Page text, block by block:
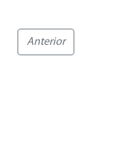
Anterior